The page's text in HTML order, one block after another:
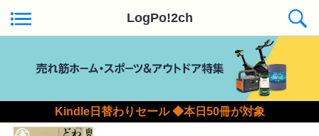
LogPo!2ch
Kindle日替わりセール ◆本日50冊が対象